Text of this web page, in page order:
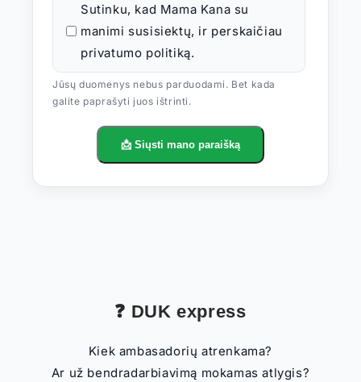
Sutinku, kad Mama Kana su
manimi susisiektų, ir perskaičiau
privatumo politiką.
Jūsų duomenys nebus parduodami. Bet kada
galite paprašyti juos ištrinti.
📩 Siųsti mano paraišką
❓ DUK express
Kiek ambasadorių atrenkama?
Ar už bendradarbiavimą mokamas atlygis?